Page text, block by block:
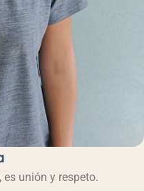
es unión y respeto.